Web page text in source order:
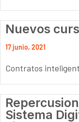
Nuevos
17 junio, 2021
Contratos
Sistema